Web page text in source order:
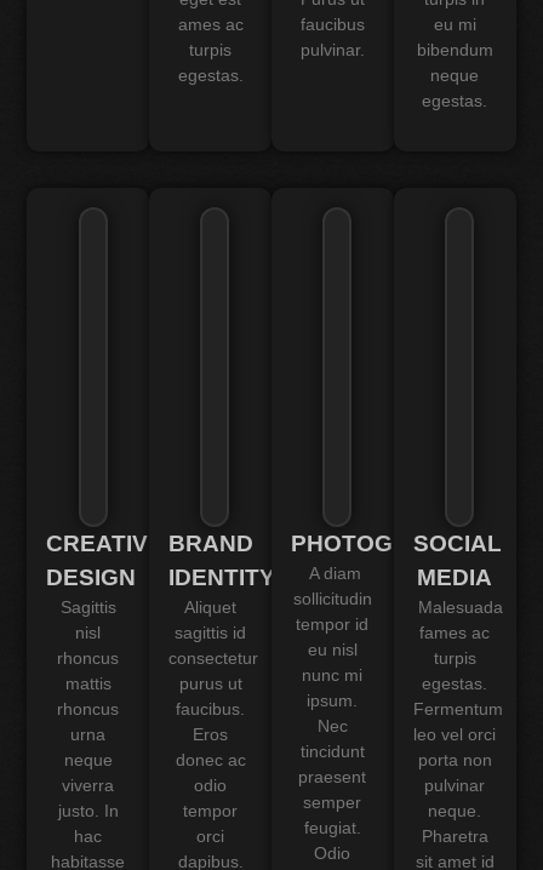
ames ac
turpis
egestas.
faucibus
pulvinar.
eu mi
bibendum
neque
egestas.
CREATIVE
DESIGN
Sagittis
nisl
rhoncus
mattis
rhoncus
urna
neque
viverra
justo. In
hac
habitasse
BRAND
IDENTITY
Aliquet
sagittis id
consectetur
purus ut
faucibus.
Eros
donec ac
odio
tempor
orci
dapibus.
PHOTOGRAPHY
A diam
sollicitudin
tempor id
eu nisl
nunc mi
ipsum.
Nec
tincidunt
praesent
semper
feugiat.
Odio
SOCIAL
MEDIA
Malesuada
fames ac
turpis
egestas.
Fermentum
leo vel orci
porta non
pulvinar
neque.
Pharetra
sit amet id